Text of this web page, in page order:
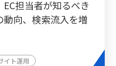
担当者が知るべき
向、検索流入を増
イト運用